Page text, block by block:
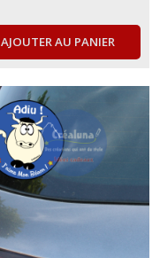
AJOUTER AU PANIER